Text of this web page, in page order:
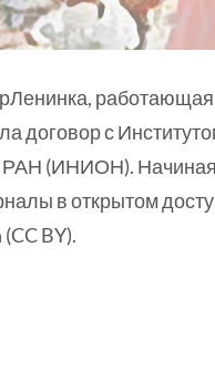
договор с
(ИНИОН). Начиная
в открытом
BY).